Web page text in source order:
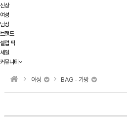
신상
여성
남성
브랜드
셀럽 픽
세일
커뮤니티
여성 BAG - 가방